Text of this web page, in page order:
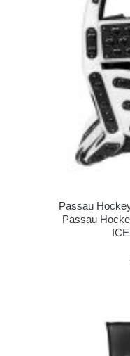
Passau
Passau